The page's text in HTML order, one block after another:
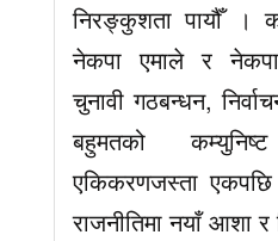
निरङ्कुशता पायौँ ।
नेकपा एमाले र
चुनावी गठबन्धन,
बहुमतको
एकिकरणजस्ता एकपछि
राजनीतिमा नयाँ आशा र